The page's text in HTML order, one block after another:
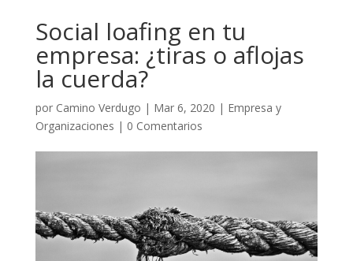
Social loafing en tu
empresa: ¿tiras o aflojas
la cuerda?
por Camino Verdugo | Mar 6, 2020 | Empresa y
Organizaciones | 0 Comentarios